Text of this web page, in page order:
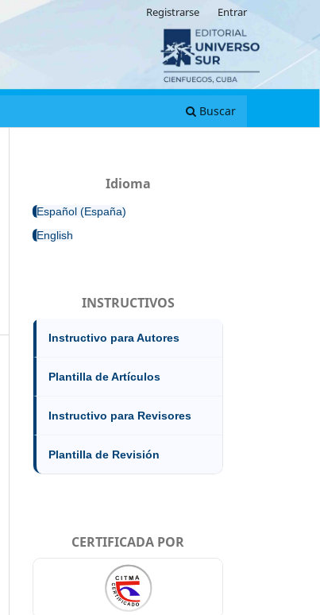
Buscar
Registrarse Entrar
Idioma
Español (España)
English
INSTRUCTIVOS
Instructivo para Autores
Plantilla de Artículos
Instructivo para Revisores
Plantilla de Revisión
CERTIFICADA POR